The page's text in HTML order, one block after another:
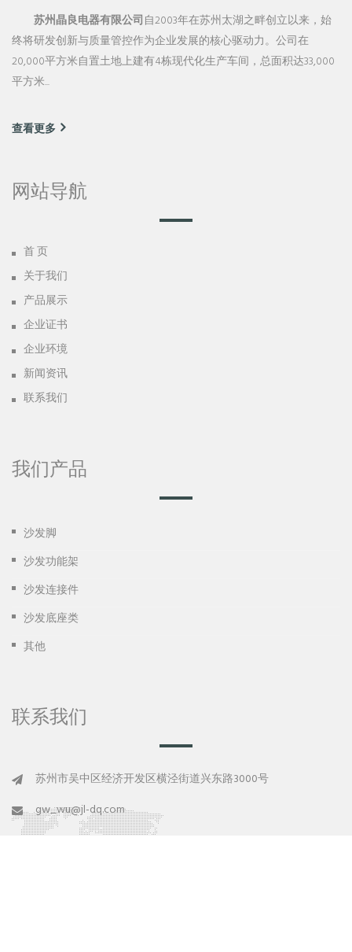
苏州晶良电器有限公司自2003年在苏州太湖之畔创立以来，始
终将研发创新与质量管控作为企业发展的核心驱动力。公司在
20,000平方米自置土地上建有4栋现代化生产车间，总面积达33,000
平方米...
查看更多
网站导航
首 页
关于我们
产品展示
企业证书
企业环境
新闻资讯
联系我们
我们产品
沙发脚
沙发功能架
沙发连接件
沙发底座类
其他
联系我们
苏州市吴中区经济开发区横泾街道兴东路3000号
gw_wu@jl-dq.com
0512-66512268-810